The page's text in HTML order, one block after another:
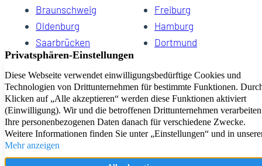
Braunschweig
Freiburg
Oldenburg
Hamburg
Saarbrücken
Dortmund
Hannover
Dresden
Kiel
Wuppertal
Bremen